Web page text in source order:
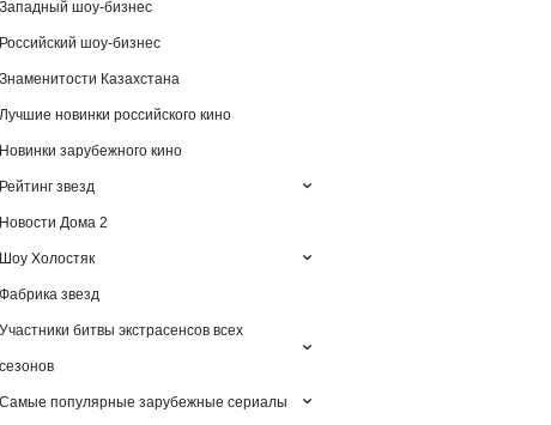
Западный шоу-бизнес
Российский шоу-бизнес
Знаменитости Казахстана
Лучшие новинки российского кино
Новинки зарубежного кино
Рейтинг звезд
Новости Дома 2
Шоу Холостяк
Фабрика звезд
Участники битвы экстрасенсов всех
сезонов
Самые популярные зарубежные сериалы